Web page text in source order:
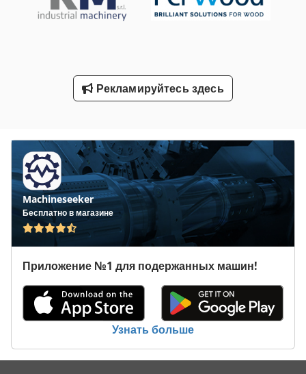
Токарные Станки По Дереву
Транспортные СредстваРекламируйтесь здесь
Machineseeker
Бесплатно в магазине
Приложение №1 для подержанных машин!
Узнать больше